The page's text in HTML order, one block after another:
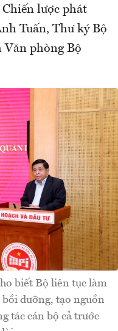
lược phát
Tuấn, Thư ký Bộ
Văn phòng Bộ
biết Bộ liên tục làm
bồi dưỡng, tạo nguồn
tác cán bộ cả trước